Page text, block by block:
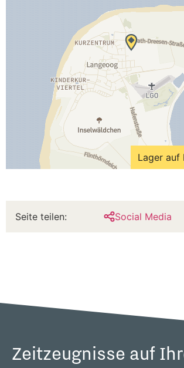
Lager auf
Seite teilen: Social Media
Zeitzeugnisse auf